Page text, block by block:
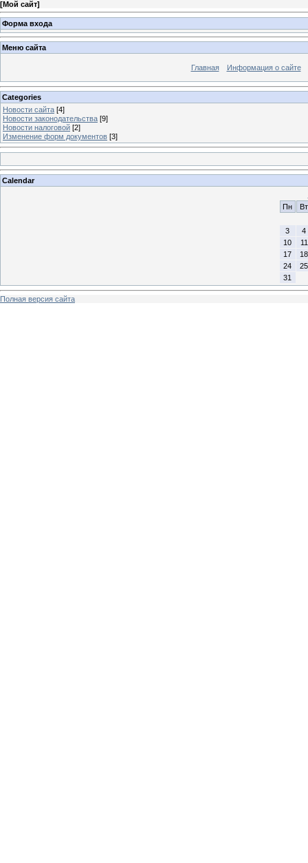
[Мой сайт]
Форма входа
Меню сайта
Главная Информация о сайте
Categories
Новости сайта [4]
Новости законодательства [9]
Новости налоговой [2]
Изменение форм документов [3]
Calendar
Пн
Вт
3
4
10
11
17
18
24
25
31
Полная версия сайта